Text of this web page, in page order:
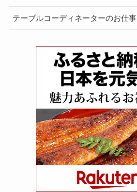
テーブルコーディネーターのお仕事